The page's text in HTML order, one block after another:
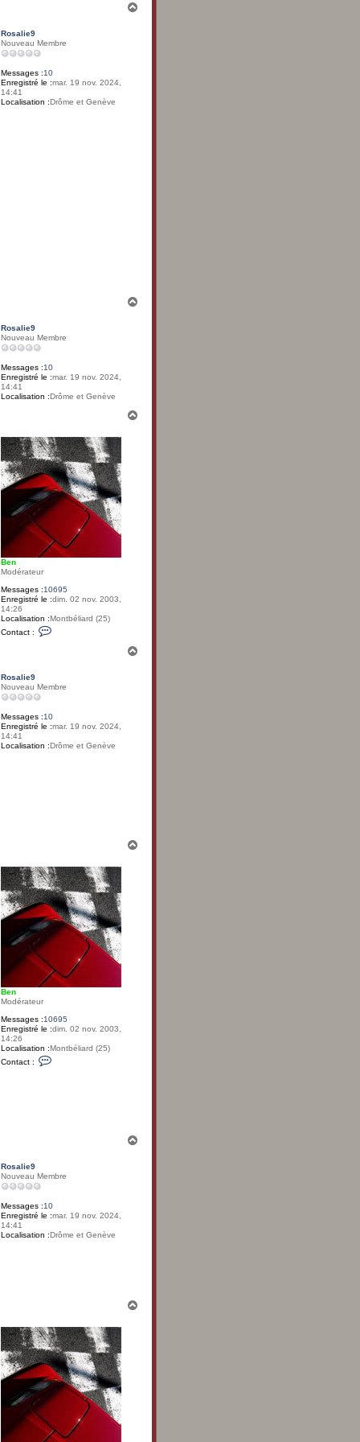
Rosalie9
Nouveau Membre
Messages :10
Enregistré le :mar. 19 nov. 2024,
14:41
Localisation :Drôme et Genève
Rosalie9
Nouveau Membre
Messages :10
Enregistré le :mar. 19 nov. 2024,
14:41
Localisation :Drôme et Genève
Ben
Modérateur
Messages :10695
Enregistré le :dim. 02 nov. 2003,
14:26
Localisation :Montbéliard (25)
Contact :
t
e
Rosalie9
Nouveau Membre
Messages :10
Enregistré le :mar. 19 nov. 2024,
14:41
Localisation :Drôme et Genève
Ben
Modérateur
Messages :10695
Enregistré le :dim. 02 nov. 2003,
14:26
Localisation :Montbéliard (25)
Contact :
Rosalie9
Nouveau Membre
Messages :10
Enregistré le :mar. 19 nov. 2024,
14:41
Localisation :Drôme et Genève